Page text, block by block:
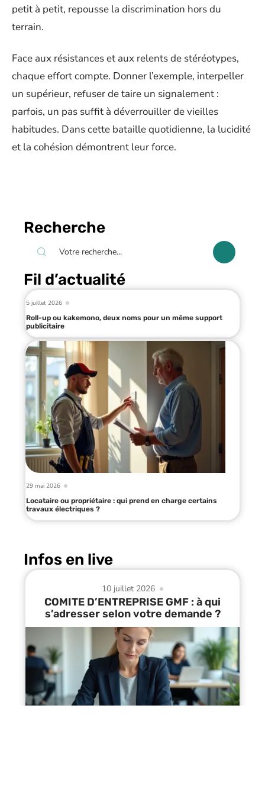
petit à petit, repousse la discrimination hors du
terrain.
Face aux résistances et aux relents de stéréotypes,
chaque effort compte. Donner l’exemple, interpeller
un supérieur, refuser de taire un signalement :
parfois, un pas suffit à déverrouiller de vieilles
habitudes. Dans cette bataille quotidienne, la lucidité
et la cohésion démontrent leur force.
Recherche
Fil d’actualité
5 juillet 2026
Roll-up ou kakemono, deux noms pour un même support
publicitaire
29 mai 2026
Locataire ou propriétaire : qui prend en charge certains
travaux électriques ?
Infos en live
10 juillet 2026
COMITE D’ENTREPRISE GMF : à qui
s’adresser selon votre demande ?